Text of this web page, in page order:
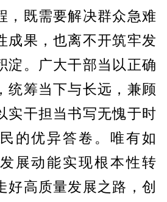
，既需要解决群众急难
成果，也离不开筑牢发
淀。广大干部当以正确
统筹当下与长远，兼顾
实干担当书写无愧于时
的优异答卷。唯有如
展动能实现根本性转
好高质量发展之路，创